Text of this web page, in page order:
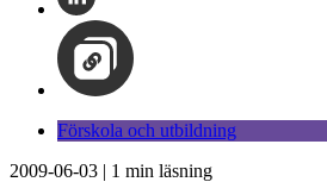
Förskola och utbildning
2009-06-03 | 1 min läsning